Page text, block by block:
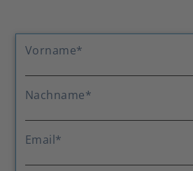
Vorname*
Nachname*
Email*